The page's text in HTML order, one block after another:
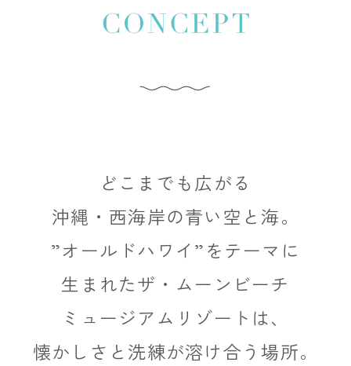
どこまでも広がる
沖縄・西海岸の青い空と海。
”オールドハワイ”をテーマに
生まれたザ・ムーンビーチ
ミュージアムリゾートは、
懐かしさと洗練が溶け合う場所。